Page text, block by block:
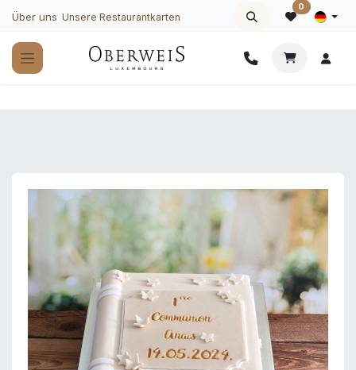
Zum Inhalt springen
Über uns Unsere Restaurantkarten
0